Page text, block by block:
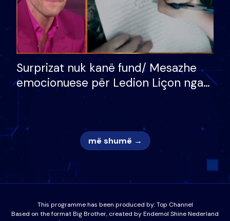
Surprizat nuk kanë fund/ Mesazhe
emocionuese për Ledion Liçon nga
nëna dhe fëmijët e tij, moderatori
më shumë →
This programme has been produced by:Top Channel
Based on the format Big Brother, created by Endemol Shine Nederland